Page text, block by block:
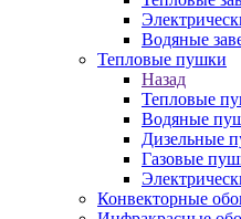
Водяные
Тепловые пушки
Назад
Тепловые
Водяные
Дизельные
Газовые
Конвекторные